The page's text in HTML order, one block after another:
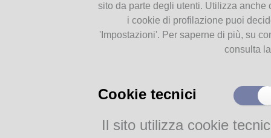
sito da parte degli utenti. Utilizza
i cookie di profilazione puoi
'Impostazioni'. Per saperne di più, su
consulta
Cookie tecnici
Il sito utilizza cookie